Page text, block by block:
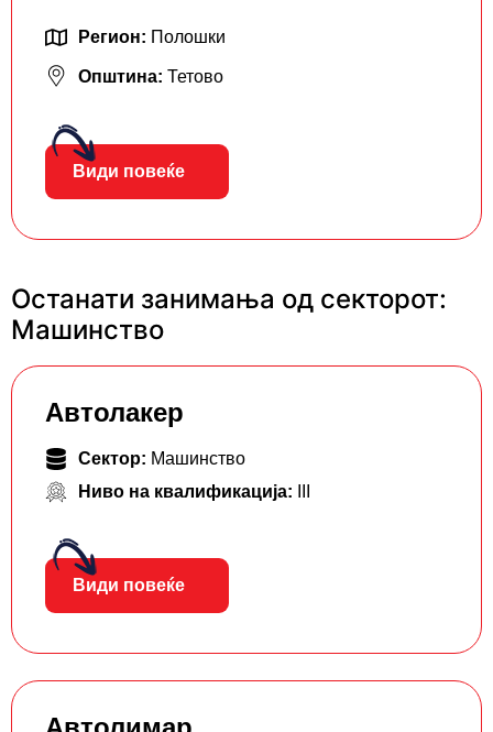
Регион: Полошки
Општина: Тетово
Види повеќе
Останати занимања од секторот:
Машинство
Автолакер
Сектор: Машинство
Ниво на квалификација:
Види повеќе